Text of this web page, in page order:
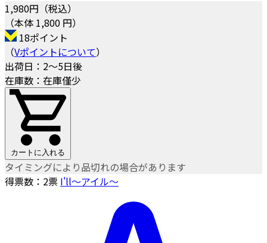
1,980円（税込）
（本体 1,800 円）
18ポイント
（Vポイントについて）
出荷日：2～5日後
在庫数：在庫僅少
カートに入れる
タイミングにより品切れの場合があります
得票数： 2票 I'll〜アイル〜